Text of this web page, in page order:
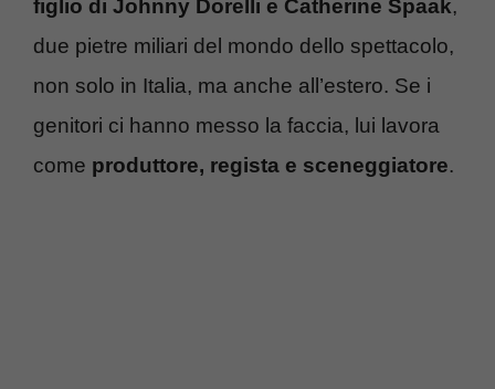
figlio di Johnny Dorelli e Catherine Spaak,
due pietre miliari del mondo dello spettacolo,
non solo in Italia, ma anche all’estero. Se i
genitori ci hanno messo la faccia, lui lavora
come produttore, regista e sceneggiatore.